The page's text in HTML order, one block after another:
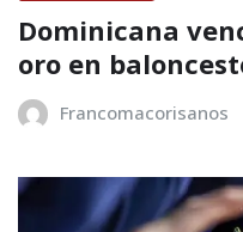
Dominicana
oro en
Francomacorisanos